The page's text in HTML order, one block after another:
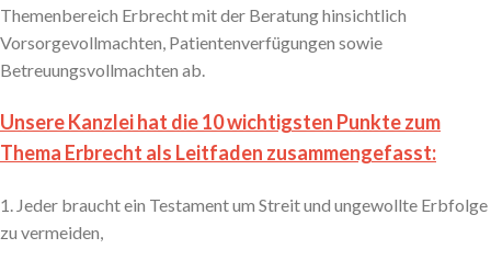
Themenbereich Erbrecht mit der Beratung hinsichtlich
Vorsorgevollmachten, Patientenverfügungen sowie
Betreuungsvollmachten ab.
Unsere Kanzlei hat die 10 wichtigsten Punkte zum
Thema Erbrecht als Leitfaden zusammengefasst:
1. Jeder braucht ein Testament um Streit und ungewollte Erbfolge
zu vermeiden,